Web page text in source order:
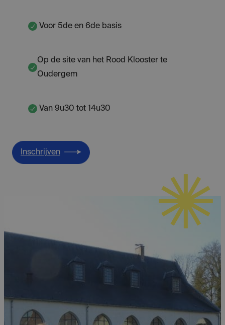
Voor 5de en 6de basis
Op de site van het Rood Klooster te
Oudergem
Van 9u30 tot 14u30
Inschrijven